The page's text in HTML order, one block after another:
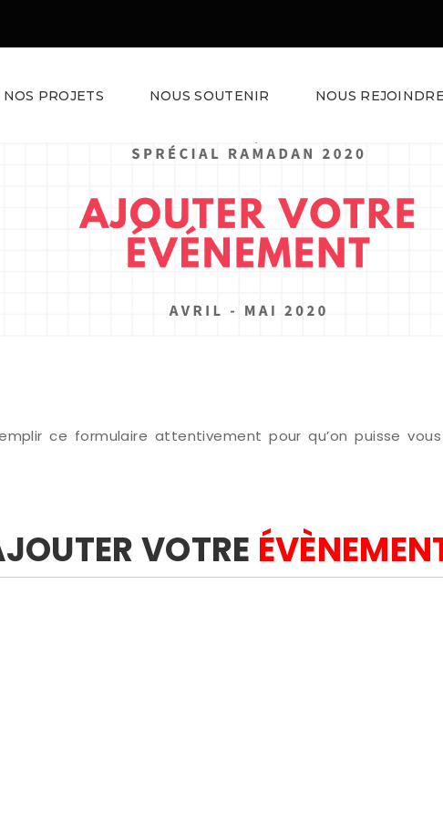
NOS PROJETS NOUS SOUTENIR NOUS REJOINDRE
ce formulaire attentivement pour qu’on puisse
VOTRE